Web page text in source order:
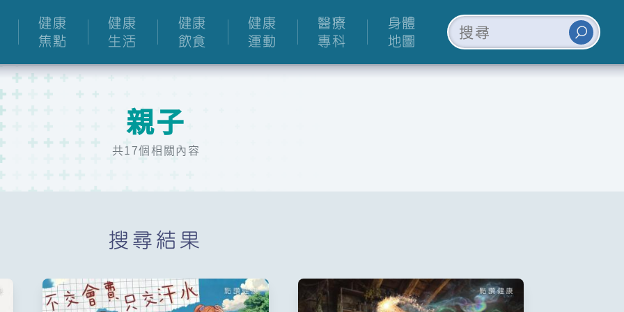
健康
焦點
健康
生活
健康
飲食
健康
運動
醫療
專科
身體
地圖
親子
共17個相關內容
搜尋結果